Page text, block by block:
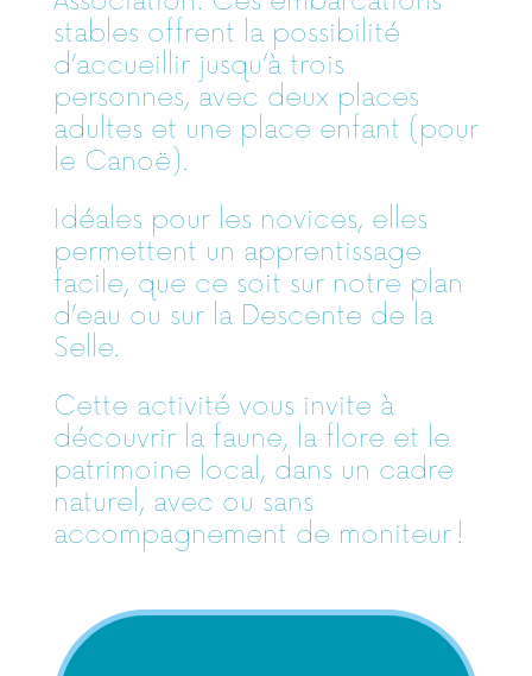
stables offrent la possibilité
d’accueillir jusqu’à trois
personnes, avec deux places
adultes et une place enfant (pour
le Canoë).
Idéales pour les novices, elles
permettent un apprentissage
facile, que ce soit sur notre plan
d’eau ou sur la Descente de la
Selle.
Cette activité vous invite à
découvrir la faune, la flore et le
patrimoine local, dans un cadre
naturel, avec ou sans
accompagnement de moniteur !